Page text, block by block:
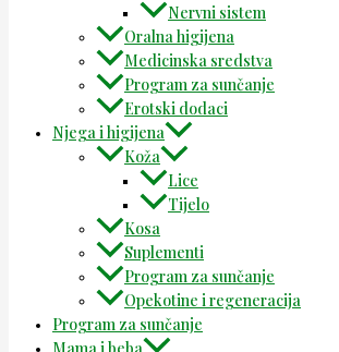
Nervni sistem
Oralna higijena
Medicinska sredstva
Program za sunčanje
Erotski dodaci
Njega i higijena
Koža
Lice
Tijelo
Kosa
Suplementi
Program za sunčanje
Opekotine i regeneracija
Program za sunčanje